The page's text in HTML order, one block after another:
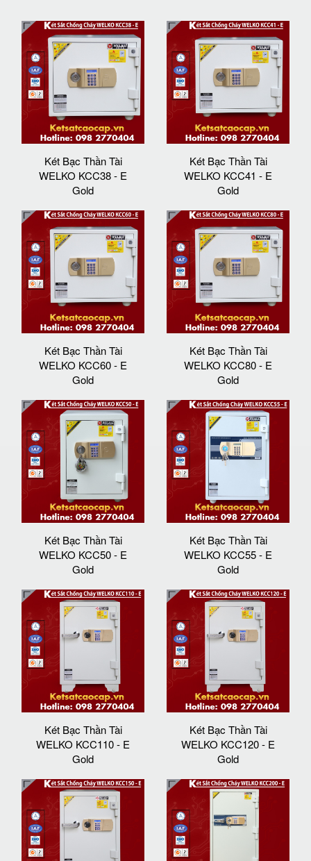
Két Bạc Thần Tài
WELKO KCC38 - E
Gold
Két Bạc Thần Tài
WELKO KCC41 - E
Gold
Két Bạc Thần Tài
WELKO KCC60 - E
Gold
Két Bạc Thần Tài
WELKO KCC80 - E
Gold
Két Bạc Thần Tài
WELKO KCC50 - E
Gold
Két Bạc Thần Tài
WELKO KCC55 - E
Gold
Két Bạc Thần Tài
WELKO KCC110 - E
Gold
Két Bạc Thần Tài
WELKO KCC120 - E
Gold